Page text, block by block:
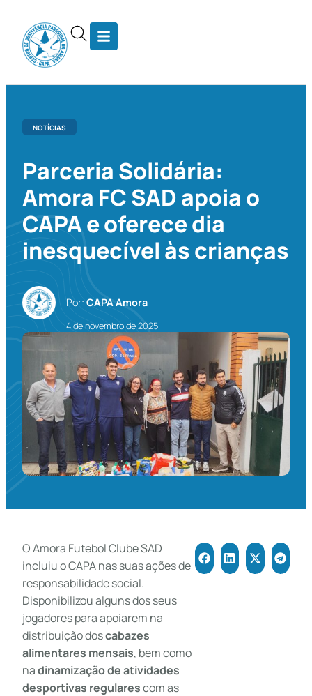
NOTÍCIAS
Parceria Solidária:
Amora FC SAD apoia o
CAPA e oferece dia
inesquecível às crianças
Por:CAPA Amora
4 de novembro de 2025
O Amora Futebol Clube SAD
incluiu o CAPA nas suas ações de
responsabilidade social.
Disponibilizou alguns dos seus
jogadores para apoiarem na
distribuição doscabazes
alimentares mensais, bem como
nadinamização de atividades
desportivas regularescom as